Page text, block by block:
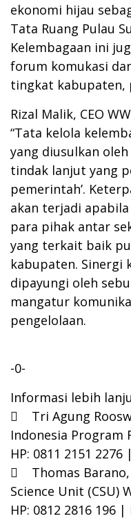
ekonomi hijau
Tata Ruang Pulau
Kelembagaan ini
forum komukasi
tingkat kabupaten,
Rizal Malik, CEO
“Tata kelola
yang diusulkan
tindak lanjut yang
pemerintah’.
akan terjadi
para pihak antar
yang terkait baik
kabupaten. Sinergi
dipayungi oleh
mangatur
pengelolaan.
-0-
Informasi lebih
 Tri Agung
Indonesia Program
HP: 0811 2151 2276
 Thomas Barano,
Science Unit (CSU)
HP: 0812 2816 196 |